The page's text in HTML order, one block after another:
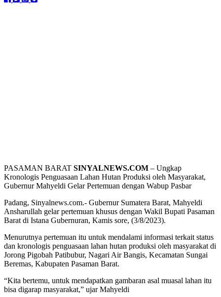
PASAMAN BARAT SINYALNEWS.COM – Ungkap
Kronologis Penguasaan Lahan Hutan Produksi oleh Masyarakat,
Gubernur Mahyeldi Gelar Pertemuan dengan Wabup Pasbar
Padang, Sinyalnews.com.- Gubernur Sumatera Barat, Mahyeldi
Ansharullah gelar pertemuan khusus dengan Wakil Bupati Pasaman
Barat di Istana Gubernuran, Kamis sore, (3/8/2023).
Menurutnya pertemuan itu untuk mendalami informasi terkait status
dan kronologis penguasaan lahan hutan produksi oleh masyarakat di
Jorong Pigobah Patibubur, Nagari Air Bangis, Kecamatan Sungai
Beremas, Kabupaten Pasaman Barat.
“Kita bertemu, untuk mendapatkan gambaran asal muasal lahan itu
bisa digarap masyarakat,” ujar Mahyeldi